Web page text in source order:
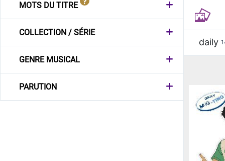
MOTS DU TITRE
COLLECTION / SÉRIE
GENRE MUSICAL
PARUTION
daily